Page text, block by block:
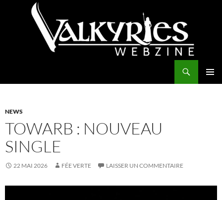
NEWS
TOWARB : NOUVEAU
SINGLE
22 MAI 2026 FÉE VERTE LAISSER UN COMMENTAIRE